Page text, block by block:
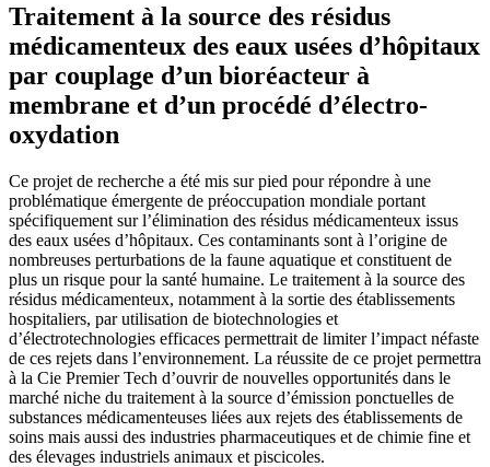
Traitement à la source des résidus
médicamenteux des eaux usées d’hôpitaux
par couplage d’un bioréacteur à
membrane et d’un procédé d’électro-
oxydation
Ce projet de recherche a été mis sur pied pour répondre à une
problématique émergente de préoccupation mondiale portant
spécifiquement sur l’élimination des résidus médicamenteux issus
des eaux usées d’hôpitaux. Ces contaminants sont à l’origine de
nombreuses perturbations de la faune aquatique et constituent de
plus un risque pour la santé humaine. Le traitement à la source des
résidus médicamenteux, notamment à la sortie des établissements
hospitaliers, par utilisation de biotechnologies et
d’électrotechnologies efficaces permettrait de limiter l’impact néfaste
de ces rejets dans l’environnement. La réussite de ce projet permettra
à la Cie Premier Tech d’ouvrir de nouvelles opportunités dans le
marché niche du traitement à la source d’émission ponctuelles de
substances médicamenteuses liées aux rejets des établissements de
soins mais aussi des industries pharmaceutiques et de chimie fine et
des élevages industriels animaux et piscicoles.